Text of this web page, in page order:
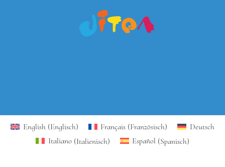
English(Englisch) Français (Französisch)
Deutsch
Italiano(Italienisch) Español(Spanisch)